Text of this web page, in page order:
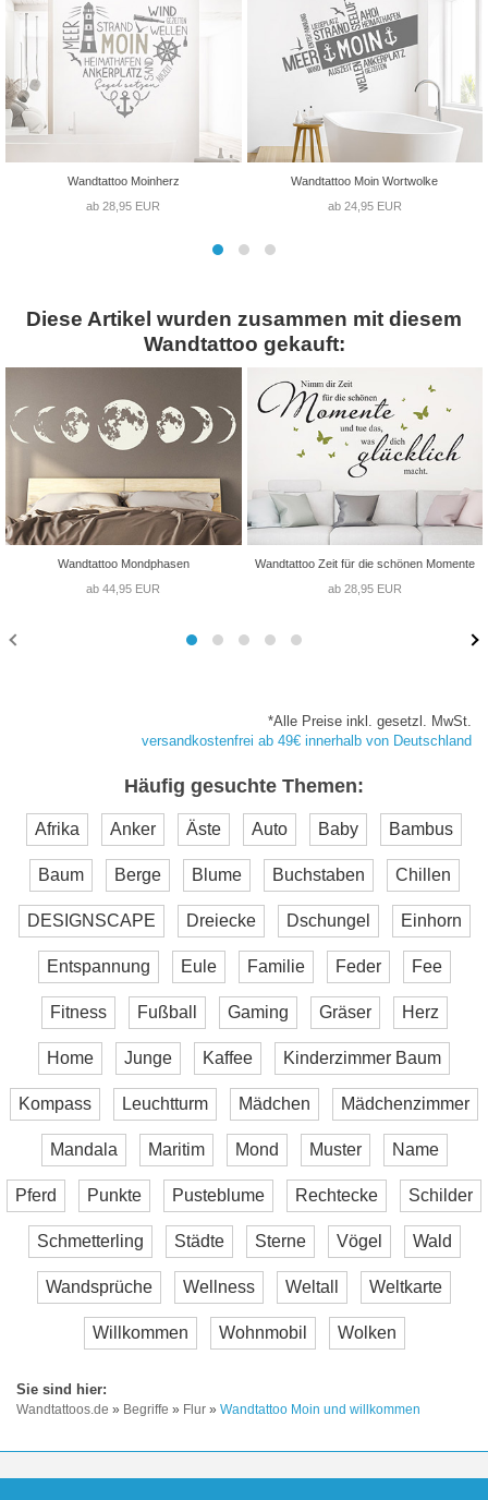
Wandtattoo Moinherz
ab 28,95 EUR
Wandtattoo Moin Wortwolke
ab 24,95 EUR
Diese Artikel wurden zusammen mit diesem
Wandtattoo gekauft:
Wandtattoo Mondphasen
ab 44,95 EUR
Wandtattoo Zeit für die schönen Momente
ab 28,95 EUR
*Alle Preise inkl. gesetzl. MwSt.
versandkostenfrei ab 49€ innerhalb von Deutschland
Häufig gesuchte Themen:
Afrika Anker Äste Auto Baby Bambus
Baum Berge Blume Buchstaben Chillen
DESIGNSCAPE Dreiecke Dschungel Einhorn
Entspannung Eule Familie Feder Fee
Fitness Fußball Gaming Gräser Herz
Home Junge Kaffee Kinderzimmer Baum
Kompass Leuchtturm Mädchen Mädchenzimmer
Mandala Maritim Mond Muster Name
Pferd Punkte Pusteblume Rechtecke Schilder
Schmetterling Städte Sterne Vögel Wald
Wandsprüche Wellness Weltall Weltkarte
Willkommen Wohnmobil Wolken
Wandtattoos.de » Begriffe » Flur » Wandtattoo Moin und willkommen